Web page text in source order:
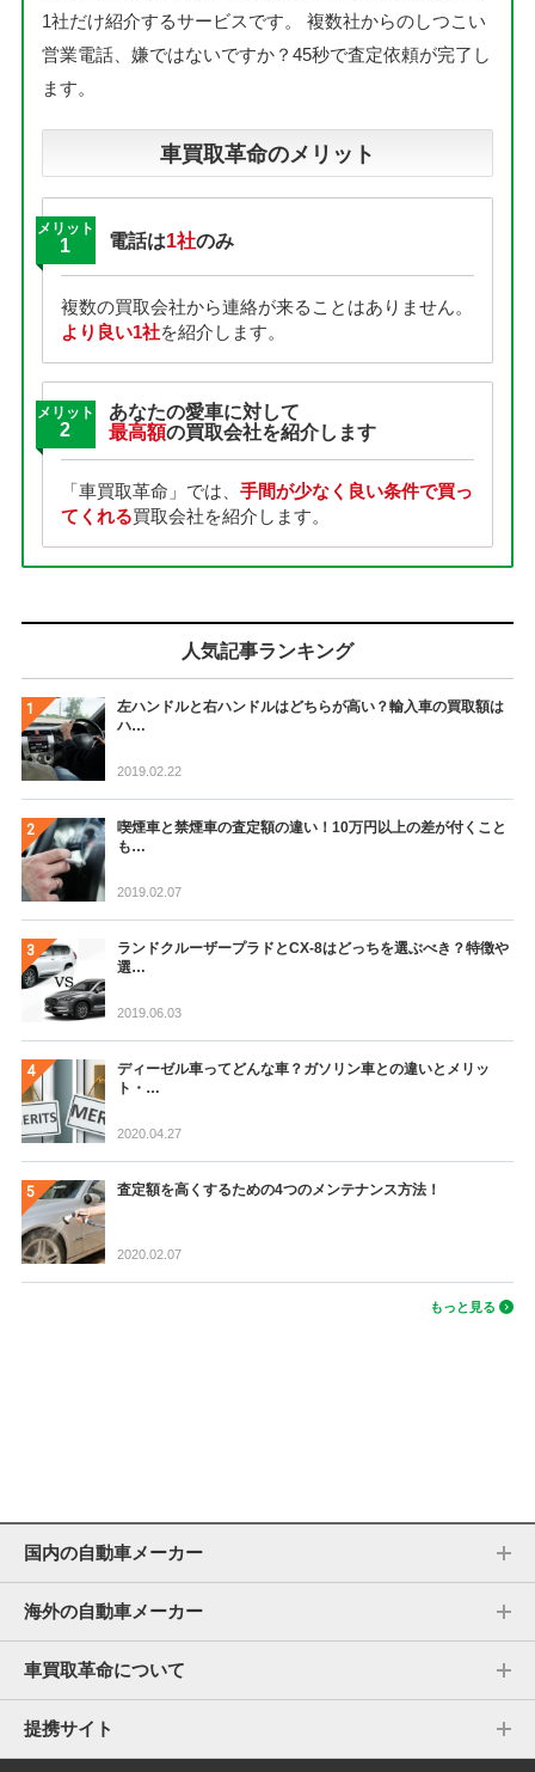
1社だけ紹介するサービスです。
複数社からのしつこい
営業電話、嫌ではないですか？45秒で査定依頼が完了し
ます。
車買取革命のメリット
メリット
1 電話は1社のみ
複数の買取会社から連絡が来ることはありません。
より良い1社を紹介します。
メリット
2
あなたの愛車に対して
最高額の買取会社を紹介します
「車買取革命」では、 手間が少なく良い条件で買っ
てくれる買取会社を紹介します。
人気記事ランキング
左ハンドルと右ハンドルはどちらが高い？輸入車の買取額は
ハ…
2019.02.22
喫煙車と禁煙車の査定額の違い！10万円以上の差が付くこと
も…
2019.02.07
ランドクルーザープラドとCX-8はどっちを選ぶべき？特徴や
選…
2019.06.03
ディーゼル車ってどんな車？ガソリン車との違いとメリッ
ト・…
2020.04.27
査定額を高くするための4つのメンテナンス方法！
2020.02.07
もっと見る
国内の自動車メーカー
海外の自動車メーカー
車買取革命について
提携サイト